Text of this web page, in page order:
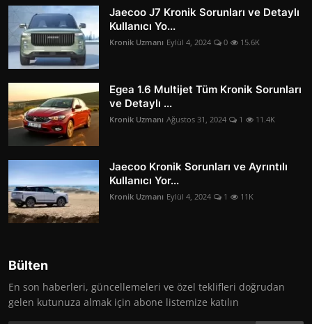
Jaecoo J7 Kronik Sorunları ve Detaylı
Kullanıcı Yo...
Kronik Uzmanı Eylül 4, 2024 0 15.6K
Egea 1.6 Multijet Tüm Kronik Sorunları
ve Detaylı ...
Kronik Uzmanı Ağustos 31, 2024 1 11.4K
Jaecoo Kronik Sorunları ve Ayrıntılı
Kullanıcı Yor...
Kronik Uzmanı Eylül 4, 2024 1 11K
Bülten
En son haberleri, güncellemeleri ve özel teklifleri doğrudan
gelen kutunuza almak için abone listemize katılın